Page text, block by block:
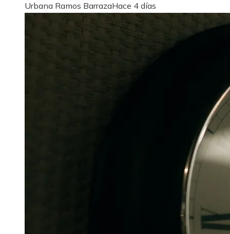
Urbana Ramos BarrazaHace 4 días